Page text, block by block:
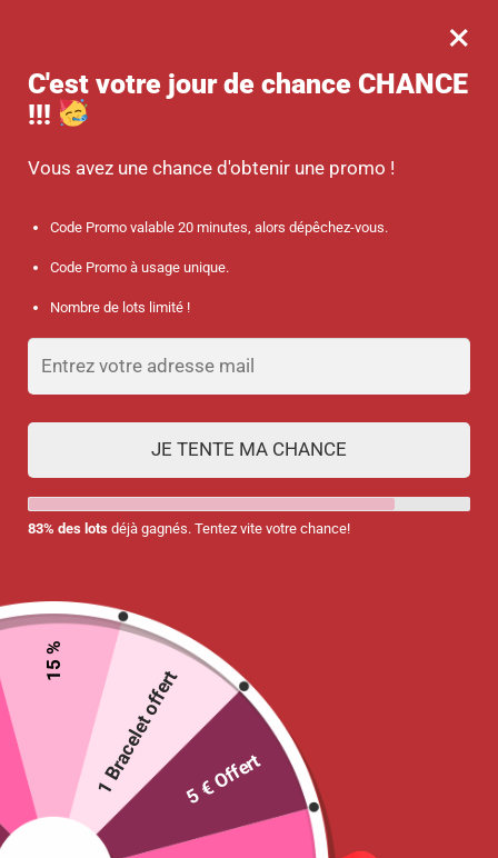
0
-10 % sur votre commande dès 45 € d’achat avec le code promo :
SANTÉ
Tour de cou « Stars »
×
C'est votre jour de chance CHANCE
!!!
Vous avez une chance d'obtenir une promo !
Code Promo valable 20 minutes, alors dépêchez-vous.
Code Promo à usage unique.
Nombre de lots limité !
JE TENTE MA CHANCE
83% des lots déjà gagnés. Tentez vite votre chance!
15 %
1 Bracelet offert5 € Offert